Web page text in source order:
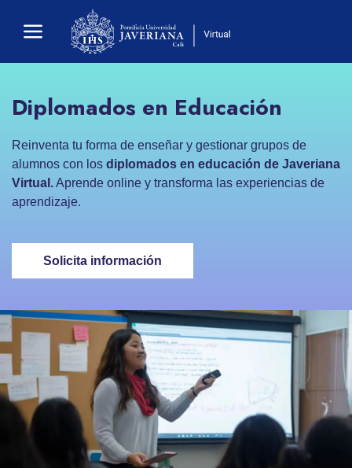
Diplomados en Educación
Reinventa tu forma de enseñar y gestionar grupos de
alumnos con los diplomados en educación de Javeriana
Virtual.Aprende online y transforma las experiencias de
aprendizaje.
Solicita información